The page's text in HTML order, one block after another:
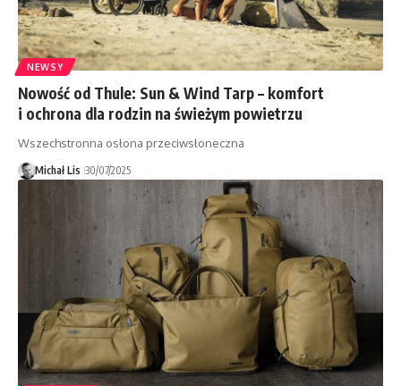
NEWSY
Nowość od Thule: Sun & Wind Tarp – komfort
i ochrona dla rodzin na świeżym powietrzu
Wszechstronna osłona przeciwsłoneczna
Michał Lis 30/07/2025